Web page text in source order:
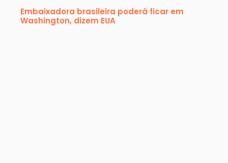
Embaixadora brasileira poderá ficar em
Washington, dizem EUA